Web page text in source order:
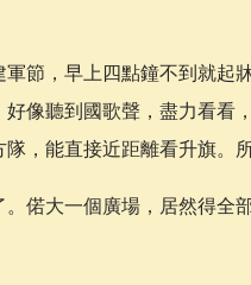
節，早上四點鐘不到就起
像聽到國歌聲，盡力看看
，能直接近距離看升旗。
偌大一個廣場，居然得全